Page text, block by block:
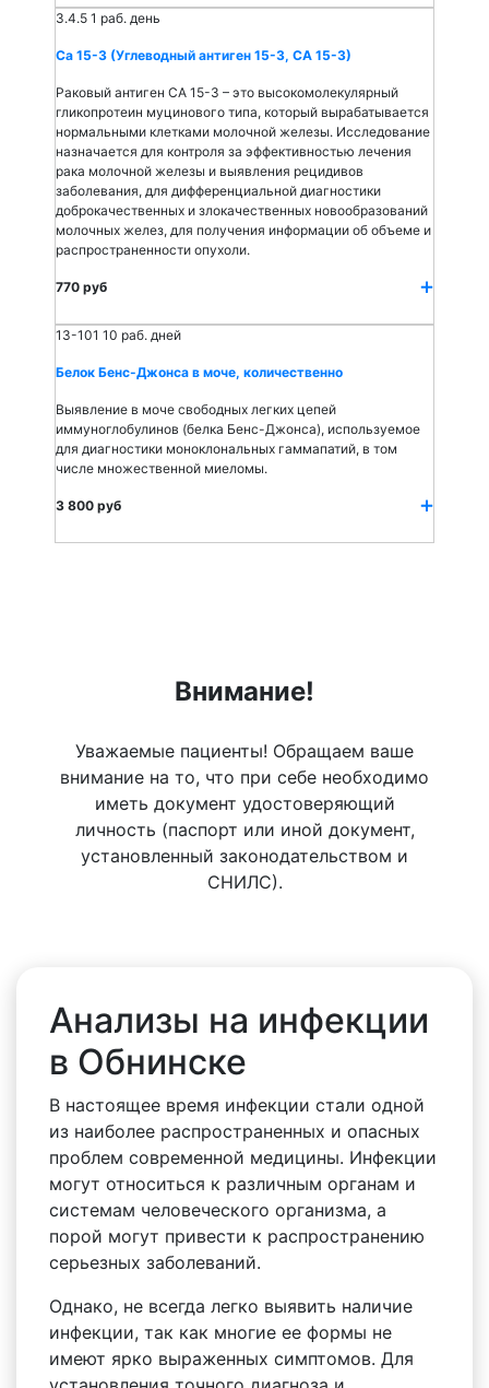
3.4.5 1 раб. день
Са 15-3 (Углеводный антиген 15-3, СА 15-3)
Раковый антиген СА 15-3 – это высокомолекулярный
гликопротеин муцинового типа, который вырабатывается
нормальными клетками молочной железы. Исследование
назначается для контроля за эффективностью лечения
рака молочной железы и выявления рецидивов
заболевания, для дифференциальной диагностики
доброкачественных и злокачественных новообразований
молочных желез, для получения информации об объеме и
распространенности опухоли.
770 руб
13-101 10 раб. дней
Белок Бенс-Джонса в моче, количественно
Выявление в моче свободных легких цепей
иммуноглобулинов (белка Бенс-Джонса), используемое
для диагностики моноклональных гаммапатий, в том
числе множественной миеломы.
3 800 руб
Внимание!
Уважаемые пациенты! Обращаем ваше
внимание на то, что при себе необходимо
иметь документ удостоверяющий
личность (паспорт или иной документ,
установленный законодательством и
СНИЛС).
Анализы на инфекции
в Обнинске
В настоящее время инфекции стали одной
из наиболее распространенных и опасных
проблем современной медицины. Инфекции
могут относиться к различным органам и
системам человеческого организма, а
порой могут привести к распространению
серьезных заболеваний.
Однако, не всегда легко выявить наличие
инфекции, так как многие ее формы не
имеют ярко выраженных симптомов. Для